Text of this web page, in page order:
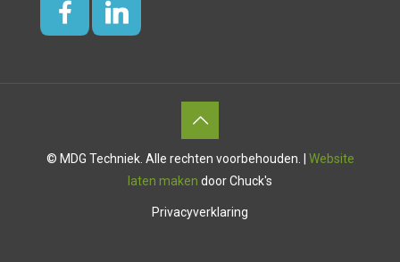
© MDG Techniek. Alle rechten voorbehouden. | Website
laten maken door Chuck's
Privacyverklaring